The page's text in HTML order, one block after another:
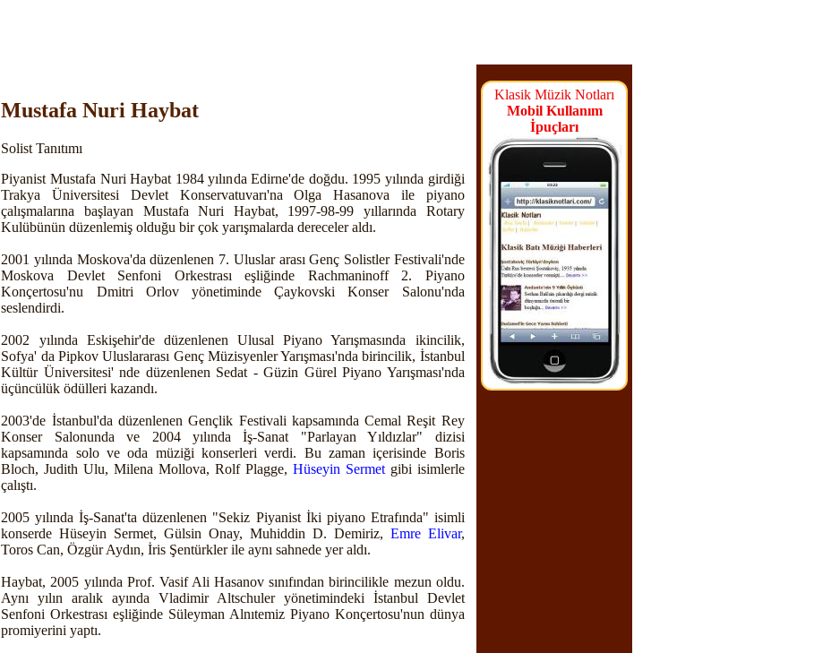
Mustafa Nuri Haybat
Solist Tanıtımı
Piyanist Mustafa Nuri Haybat 1984 yılında Edirne'de doğdu. 1995 yılında girdiği
Trakya Üniversitesi Devlet Konservatuvarı'na Olga Hasanova ile piyano
çalışmalarına başlayan Mustafa Nuri Haybat, 1997-98-99 yıllarında Rotary
Kulübünün düzenlemiş olduğu bir çok yarışmalarda dereceler aldı.
2001 yılında Moskova'da düzenlenen 7. Uluslar arası Genç Solistler Festivali'nde
Moskova Devlet Senfoni Orkestrası eşliğinde Rachmaninoff 2. Piyano
Konçertosu'nu Dmitri Orlov yönetiminde Çaykovski Konser Salonu'nda
seslendirdi.
2002 yılında Eskişehir'de düzenlenen Ulusal Piyano Yarışmasında ikincilik,
Sofya' da Pipkov Uluslararası Genç Müzisyenler Yarışması'nda birincilik, İstanbul
Kültür Üniversitesi' nde düzenlenen Sedat - Güzin Gürel Piyano Yarışması'nda
üçüncülük ödülleri kazandı.
2003'de İstanbul'da düzenlenen Gençlik Festivali kapsamında Cemal Reşit Rey
Konser Salonunda ve 2004 yılında İş-Sanat "Parlayan Yıldızlar" dizisi
kapsamında solo ve oda müziği konserleri verdi. Bu zaman içerisinde Boris
Bloch, Judith Ulu, Milena Mollova, Rolf Plagge, Hüseyin Sermetgibi isimlerle
çalıştı.
2005 yılında İş-Sanat'ta düzenlenen "Sekiz Piyanist İki piyano Etrafında" isimli
konserde Hüseyin Sermet, Gülsin Onay, Muhiddin D. Demiriz, Emre Elivar,
Toros Can, Özgür Aydın, İris Şentürkler ile aynı sahnede yer aldı.
Haybat, 2005 yılında Prof. Vasif Ali Hasanov sınıfından birincilikle mezun oldu.
Aynı yılın aralık ayında Vladimir Altschuler yönetimindeki İstanbul Devlet
Senfoni Orkestrası eşliğinde Süleyman Alnıtemiz Piyano Konçertosu'nun dünya
promiyerini yaptı.
Klasik Müzik Notları
Mobil Kullanım
İpuçları